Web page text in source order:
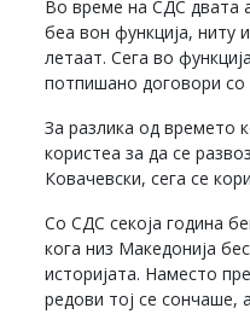
Во време на СДС двата
беа вон функција, ниту
летаат. Сега во
потпишано договори со
За разлика од времето
користеа за да се
Ковачевски, сега се
Со СДС секоја година
кога низ Македонија
историјата. Наместо
редови тој се сончаше,